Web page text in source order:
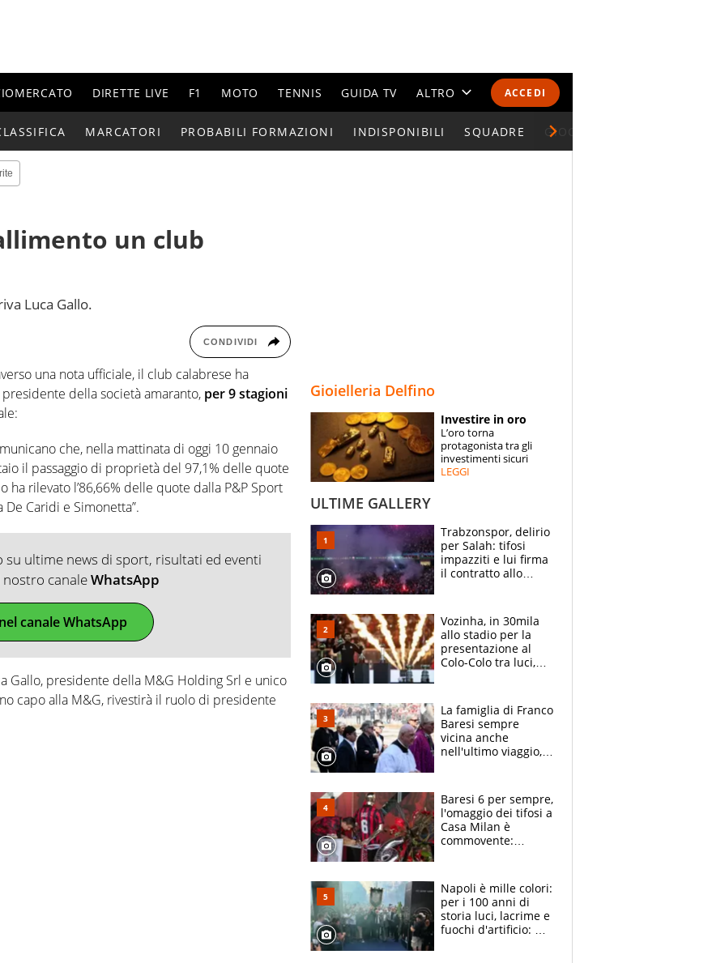
ACCEDI
DIRETTE LIVE F1 MOTO TENNIS GUIDA TV ALTRO
CALENDARI E CLASSIFICHE
ESPERTI
CONTATTI
MARCATORI PROBABILI FORMAZIONI INDISPONIBILI SQUADRE GIOCATORI SERIE A
un club
Luca Gallo.
CONDIVIDI
una nota ufficiale, il club calabrese ha
della società amaranto, per 9 stagioni
che, nella mattinata di oggi 10 gennaio
il passaggio di proprietà del 97,1% delle quote
ha rilevato l’86,66% delle quote dalla P&P Sport
Caridi e Simonetta”.
su ultime news di sport, risultati ed eventi
nostro canaleWhatsApp
canale WhatsApp
Gallo, presidente della M&G Holding Srl e unico
capo alla M&G, rivestirà il ruolo di presidente
Gioielleria Delfino
Investire in oro
L’oro torna
protagonista tra gli
investimenti sicuri
LEGGI
ULTIME GALLERY
Trabzonspor, delirio
per Salah: tifosi
impazziti e lui firma
il contratto allo
Vozinha, in 30mila
allo stadio per la
presentazione al
Colo-Colo tra luci,
La famiglia di Franco
Baresi sempre
vicina anche
nell'ultimo viaggio,
circondati
dall'affetto dei tifosi
Baresi 6 per sempre,
l'omaggio dei tifosi a
Casa Milan è
commovente:
bigliettini
Napoli è mille colori:
per i 100 anni di
storia luci, lacrime e
fuochi d'artificio: De